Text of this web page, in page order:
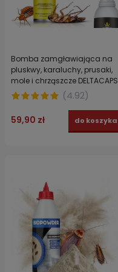
Bomba zamgławiająca na
pluskwy, karaluchy, prusaki,
mole i chrząszcze DELTACAPS
FORTE zabezpiecza do 100 m3
(4.92)
59,90 zł do koszyka